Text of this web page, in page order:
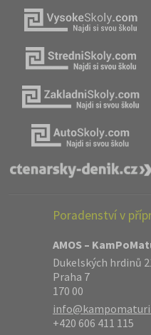
Poradenství v
AMOS –
Dukelských hrdinů
Praha 7
170 00
+420 606 411 115